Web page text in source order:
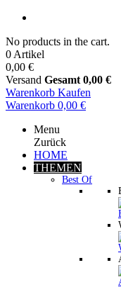
No products in the cart.
0 Artikel
0,00 €
Versand Gesamt 0,00 €
Warenkorb Kaufen
Warenkorb 0,00 €
Menu
Zurück
HOME
THEMEN
Best Of